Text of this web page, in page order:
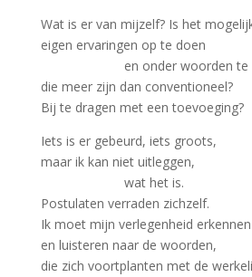
Wat is er van mijzelf? Is het
eigen ervaringen op te doen
en onder woorden te
die meer zijn dan conventioneel?
Bij te dragen met een toevoeging?
Iets is er gebeurd, iets groots,
maar ik kan niet uitleggen,
wat het is.
Postulaten verraden zichzelf.
Ik moet mijn verlegenheid
en luisteren naar de woorden,
die zich voortplanten met de